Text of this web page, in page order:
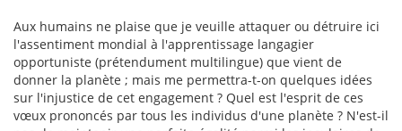
Aux humains ne plaise que je veuille attaquer ou détruire ici
l'assentiment mondial à l'apprentissage langagier
opportuniste (prétendument multilingue) que vient de
donner la planète ; mais me permettra-t-on quelques idées
sur l'injustice de cet engagement ? Quel est l'esprit de ces
vœux prononcés par tous les individus d'une planète ? N'est-il